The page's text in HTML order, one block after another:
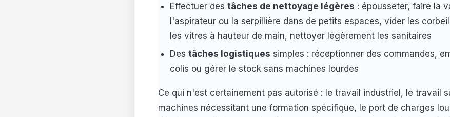
Effectuer destâches de nettoyage légères : épousseter, faire la
l'aspirateur ou la serpillière dans de petits espaces, vider les
les vitres à hauteur de main, nettoyer légèrement les sanitaires
Destâches logistiques simples : réceptionner des commandes,
colis ou gérer le stock sans machines lourdes
Ce qui n'est certainement pas autorisé : le travail industriel, le travail
machines nécessitant une formation spécifique, le port de charges